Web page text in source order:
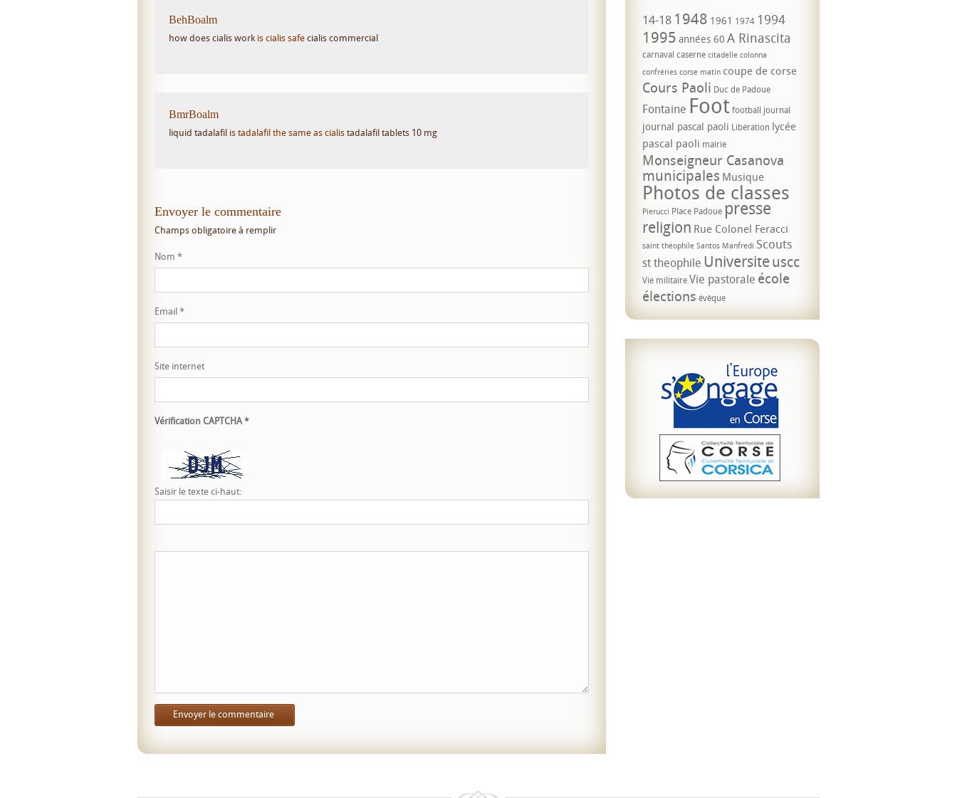
BehBoalm
how does cialis workis cialis safecialis commercial
BmrBoalm
liquid tadalafil is tadalafil the same as cialistadalafil tablets 10 mg
Envoyer le commentaire
Champs obligatoire à remplir
Nom *
Email*
Site internet
Vérification CAPTCHA*
Saisir le texte ci-haut:
14-18 1948 1961 1974 1994
1995 années 60 A Rinascita
carnaval caserne citadelle colonna
confréries corse matin coupe de corse
Cours Paoli Duc de Padoue
Fontaine Footfootball journal
journal pascal paoli Libération lycée
pascal paoli mairie
Monseigneur Casanova
municipales Musique
Photos de classes
Pierucci Place Padoue presse
religion Rue Colonel Feracci
saint théophile Santos Manfredi Scouts
st theophile Universiteuscc
Vie militaireVie pastorale école
élections évêque